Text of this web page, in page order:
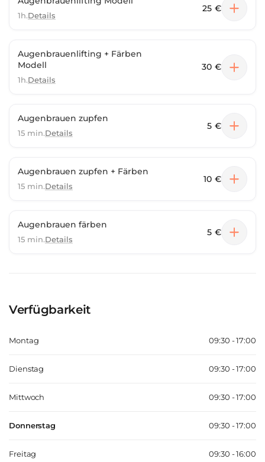
1h.Details
25 €
Augenbrauenlifting + Färben
Modell
1h.Details
30 €
Augenbrauen zupfen
15 min.Details
5 €
Augenbrauen zupfen + Färben
15 min.Details
10 €
Augenbrauen färben
15 min.Details
5 €
Verfügbarkeit
Montag 09:30 - 17:00
Dienstag 09:30 - 17:00
Mittwoch 09:30 - 17:00
Donnerstag 09:30 - 17:00
Freitag 09:30 - 16:00